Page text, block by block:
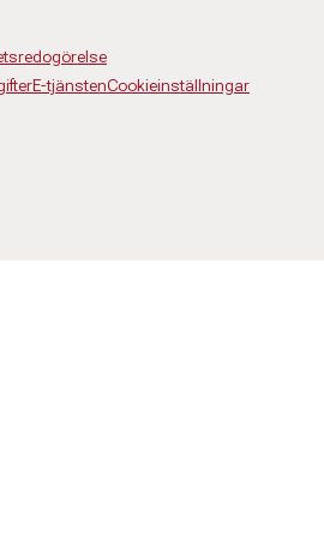
E-tjänstenCookieinställningar